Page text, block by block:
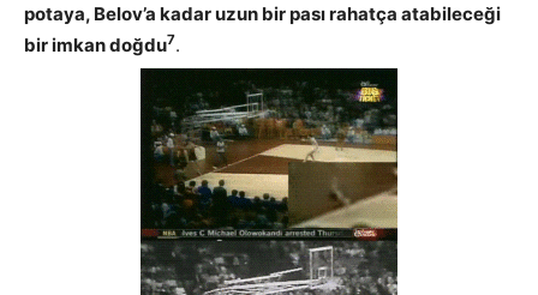
potaya, Belov’a kadar uzun bir pası rahatça atabileceği
bir imkan doğdu7.